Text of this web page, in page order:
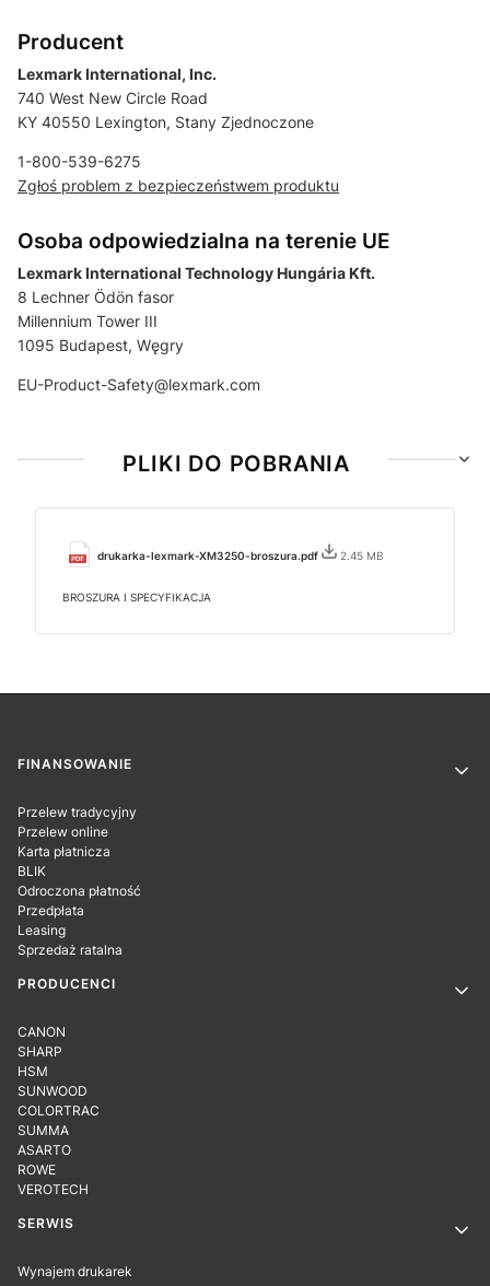
Producent
Lexmark International, Inc.
740 West New Circle Road
KY 40550 Lexington, Stany Zjednoczone
1-800-539-6275
Zgłoś problem z bezpieczeństwem produktu
Osoba odpowiedzialna na terenie UE
Lexmark International Technology Hungária Kft.
8 Lechner Ödön fasor
Millennium Tower III
1095 Budapest, Węgry
EU-Product-Safety@lexmark.com
PLIKI DO POBRANIA
drukarka-lexmark-XM3250-broszura.pdf 2.45 MB
BROSZURA I SPECYFIKACJA
Linki w stopce
FINANSOWANIE
Przelew tradycyjny
Przelew online
Karta płatnicza
BLIK
Odroczona płatność
Przedpłata
Leasing
Sprzedaż ratalna
PRODUCENCI
CANON
SHARP
HSM
SUNWOOD
COLORTRAC
SUMMA
ASARTO
ROWE
VEROTECH
SERWIS
Wynajem drukarek